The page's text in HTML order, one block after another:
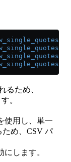
るため、
。
使用し、単一
め、CSV パ
にします。